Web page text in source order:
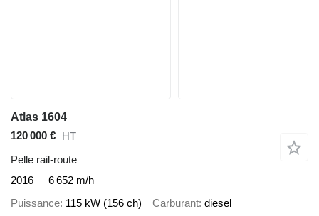
Atlas 1604
120 000 € HT
Pelle rail-route
2016
6 652 m/h
Puissance 115 kW (156 ch) Carburant diesel